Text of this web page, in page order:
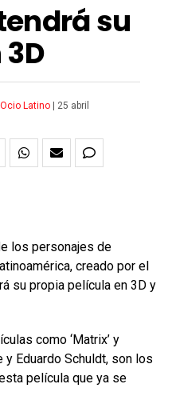
su
Latino|
25 abril
los personajes de
creado por el
su propia película en 3D y
como ‘Matrix’ y
y Eduardo Schuldt, son los
película que ya se